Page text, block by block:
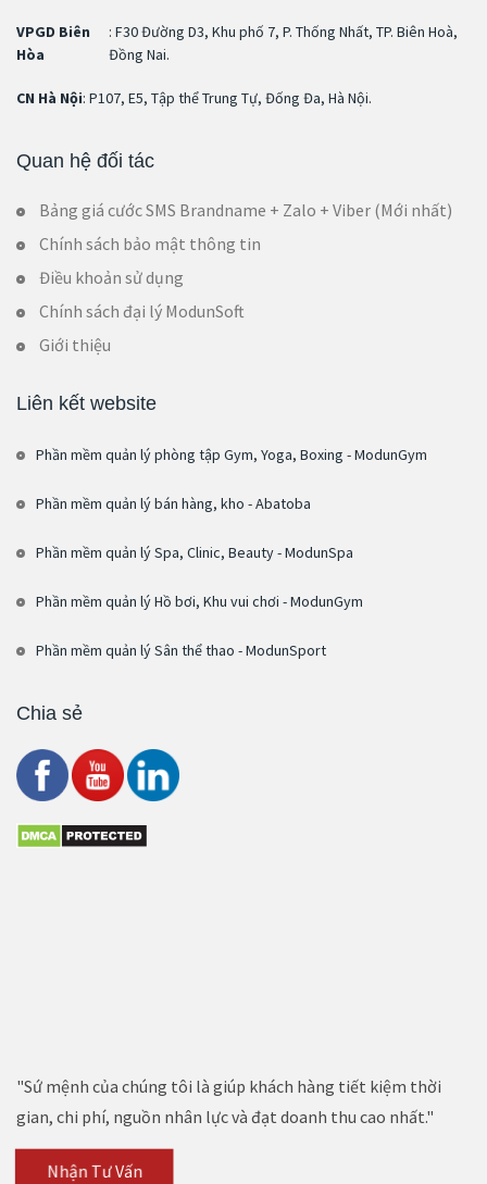
VPGD Biên
Hòa
: F30 Đường D3, Khu phố 7, P. Thống Nhất, TP. Biên Hoà,
Đồng Nai.
CN Hà Nội: P107, E5, Tập thể Trung Tự, Đống Đa, Hà Nội.
Quan hệ đối tác
Bảng giá cước SMS Brandname + Zalo + Viber (Mới nhất)
Chính sách bảo mật thông tin
Điều khoản sử dụng
Chính sách đại lý ModunSoft
Giới thiệu
Liên kết website
Phần mềm quản lý phòng tập Gym, Yoga, Boxing - ModunGym
Phần mềm quản lý bán hàng, kho - Abatoba
Phần mềm quản lý Spa, Clinic, Beauty - ModunSpa
Phần mềm quản lý Hồ bơi, Khu vui chơi - ModunGym
Phần mềm quản lý Sân thể thao - ModunSport
Chia sẻ
"Sứ mệnh của chúng tôi là giúp khách hàng tiết kiệm thời
gian, chi phí, nguồn nhân lực và đạt doanh thu cao nhất."
Nhận Tư Vấn